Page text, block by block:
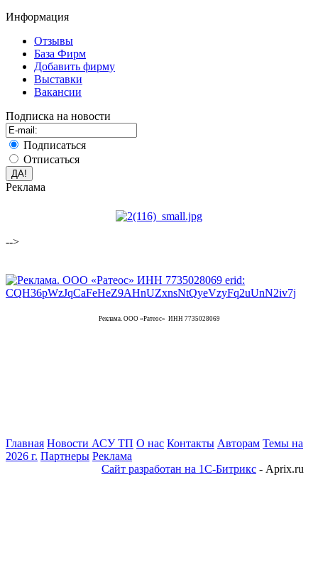
Информация
Отзывы
База Фирм
Добавить фирму
Выставки
Вакансии
Подписка на новости
Подписаться
Отписаться
Реклама
-->
Реклама. ООО «Ратеос» ИНН 7735028069
Главная Новости АСУ ТП О нас Контакты Авторам Темы на
2026 г. Партнеры Реклама
Сайт разработан на 1С-Битрикс - Aprix.ru